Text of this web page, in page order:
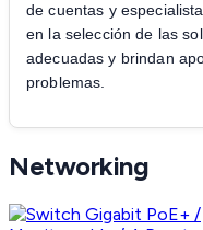
de cuentas y
en la selección de las
adecuadas y brindan
problemas.
Networking